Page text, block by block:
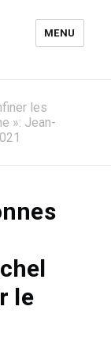
MENU
les
»: Jean-
le